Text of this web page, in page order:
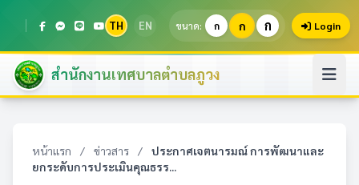
TH EN ขนาด: ก ก ก Login
สำนักงานเทศบาลตำบลภูวง
หน้าแรก / ข่าวสาร /
ประกาศเจตนารมณ์ การพัฒนาและ
ยกระดับการประเมินคุณธรร...